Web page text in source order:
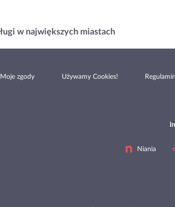
w największych miastach
Moje zgody Używamy Cookies! Regulamin
Niania